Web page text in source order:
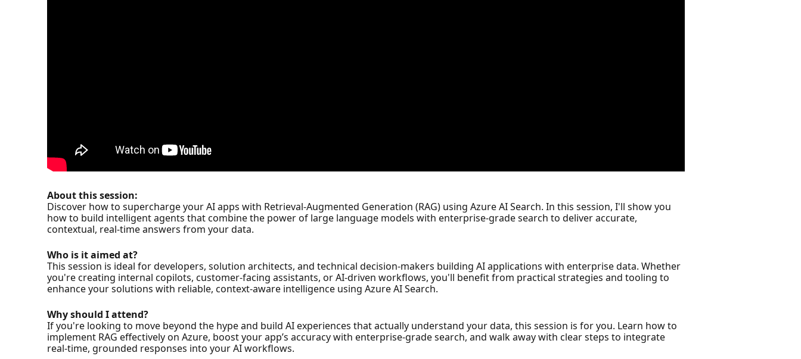
About this session:
Discover how to supercharge your AI apps with Retrieval-Augmented Generation (RAG) using Azure AI Search. In this session, I'll show you
how to build intelligent agents that combine the power of large language models with enterprise-grade search to deliver accurate,
contextual, real-time answers from your data.
Who is it aimed at?
This session is ideal for developers, solution architects, and technical decision-makers building AI applications with enterprise data. Whether
you're creating internal copilots, customer-facing assistants, or AI-driven workflows, you'll benefit from practical strategies and tooling to
enhance your solutions with reliable, context-aware intelligence using Azure AI Search.
Why should I attend?
If you're looking to move beyond the hype and build AI experiences that actually understand your data, this session is for you. Learn how to
implement RAG effectively on Azure, boost your app’s accuracy with enterprise-grade search, and walk away with clear steps to integrate
real-time, grounded responses into your AI workflows.